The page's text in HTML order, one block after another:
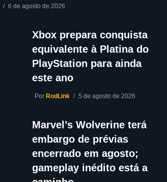
6 de agosto de 2026
Xbox prepara conquista
equivalente à Platina do
PlayStation para ainda
este ano
Por RodLink 5 de agosto de 2026
Marvel’s Wolverine terá
embargo de prévias
encerrado em agosto;
gameplay inédito está a